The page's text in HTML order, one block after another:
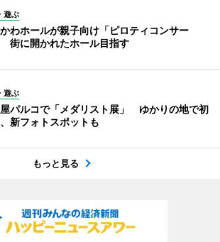
遊ぶ
わホールが親子向け「ピロティコンサー
街に開かれたホール目指す
遊ぶ
パルコで「メダリスト展」 ゆかりの地で初
新フォトスポットも
もっと見る